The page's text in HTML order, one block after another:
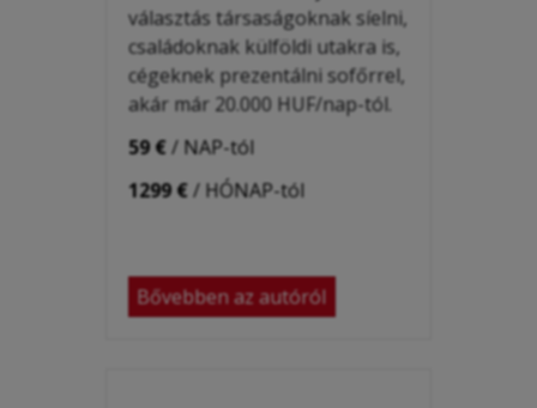
választás társaságoknak síelni,
családoknak külföldi utakra is,
cégeknek prezentálnisofőrrel,
akár már 20.000 HUF/nap-tól.
59 €/ NAP-tól
1299 €/ HÓNAP-tól
Bővebben az autóról